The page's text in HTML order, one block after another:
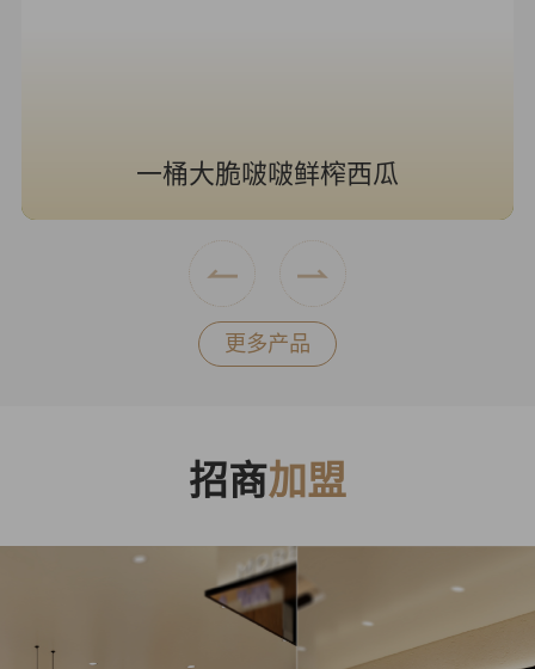
一桶大脆啵啵鲜榨西瓜
更多产品
招商加盟